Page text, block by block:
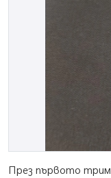
През първото